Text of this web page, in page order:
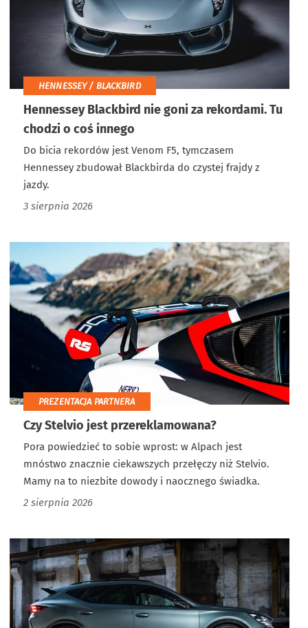
HENNESSEY / BLACKBIRD
Hennessey Blackbird nie goni za rekordami. Tu
chodzi o coś innego
Do bicia rekordów jest Venom F5, tymczasem
Hennessey zbudował Blackbirda do czystej frajdy z
jazdy.
3 sierpnia 2026
PREZENTACJA PARTNERA
Czy Stelvio jest przereklamowana?
Pora powiedzieć to sobie wprost: w Alpach jest
mnóstwo znacznie ciekawszych przełęczy niż Stelvio.
Mamy na to niezbite dowody i naocznego świadka.
2 sierpnia 2026